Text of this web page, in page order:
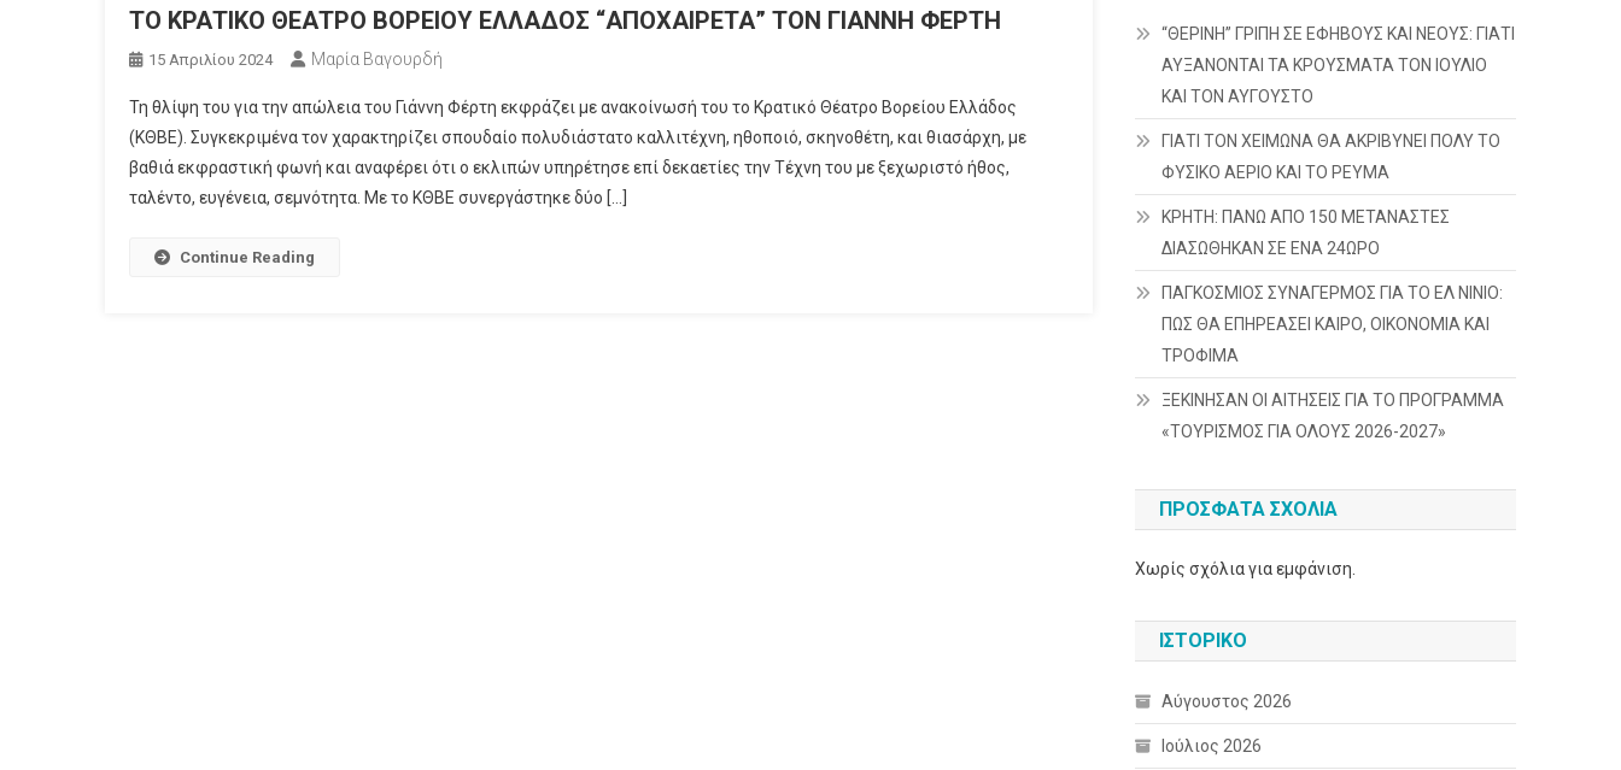
ΤΟ ΚΡΑΤΙΚΟ ΘΕΑΤΡΟ ΒΟΡΕΙΟΥ ΕΛΛΑΔΟΣ “ΑΠΟΧΑΙΡΕΤΑ” ΤΟΝ ΓΙΑΝΝΗ ΦΕΡΤΗ
15 Απριλίου 2024 Μαρία Βαγουρδή
Τη θλίψη του για την απώλεια του Γιάννη Φέρτη εκφράζει με ανακοίνωσή του το Κρατικό Θέατρο Βορείου Ελλάδος
(ΚΘΒΕ). Συγκεκριμένα τον χαρακτηρίζει σπουδαίο πολυδιάστατο καλλιτέχνη, ηθοποιό, σκηνοθέτη, και θιασάρχη, με
βαθιά εκφραστική φωνή και αναφέρει ότι ο εκλιπών υπηρέτησε επί δεκαετίες την Τέχνη του με ξεχωριστό ήθος,
ταλέντο, ευγένεια, σεμνότητα. Με το ΚΘΒΕ συνεργάστηκε δύο […]
Continue Reading
“ΘΕΡΙΝΗ” ΓΡΙΠΗ ΣΕ ΕΦΗΒΟΥΣ ΚΑΙ ΝΕΟΥΣ: ΓΙΑΤΙ
ΑΥΞΑΝΟΝΤΑΙ ΤΑ ΚΡΟΥΣΜΑΤΑ ΤΟΝ ΙΟΥΛΙΟ
ΚΑΙ ΤΟΝ ΑΥΓΟΥΣΤΟ
ΓΙΑΤΙ ΤΟΝ ΧΕΙΜΩΝΑ ΘΑ ΑΚΡΙΒΥΝΕΙ ΠΟΛΥ ΤΟ
ΦΥΣΙΚΟ ΑΕΡΙΟ ΚΑΙ ΤΟ ΡΕΥΜΑ
ΚΡΗΤΗ: ΠΑΝΩ ΑΠΟ 150 ΜΕΤΑΝΑΣΤΕΣ
ΔΙΑΣΩΘΗΚΑΝ ΣΕ ΕΝΑ 24ΩΡΟ
ΠΑΓΚΟΣΜΙΟΣ ΣΥΝΑΓΕΡΜΟΣ ΓΙΑ ΤΟ ΕΛ ΝΙΝΙΟ:
ΠΩΣ ΘΑ ΕΠΗΡΕΑΣΕΙ ΚΑΙΡΟ, ΟΙΚΟΝΟΜΙΑ ΚΑΙ
ΤΡΟΦΙΜΑ
ΞΕΚΙΝΗΣΑΝ ΟΙ ΑΙΤΗΣΕΙΣ ΓΙΑ ΤΟ ΠΡΟΓΡΑΜΜΑ
«ΤΟΥΡΙΣΜΟΣ ΓΙΑ ΟΛΟΥΣ 2026-2027»
ΠΡΌΣΦΑΤΑ ΣΧΌΛΙΑ
Χωρίς σχόλια για εμφάνιση.
ΙΣΤΟΡΙΚΌ
Αύγουστος 2026
Ιούλιος 2026